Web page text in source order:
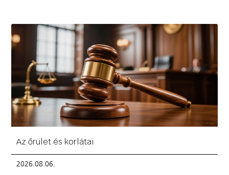
Az őrület és korlátai
2026.08.06.